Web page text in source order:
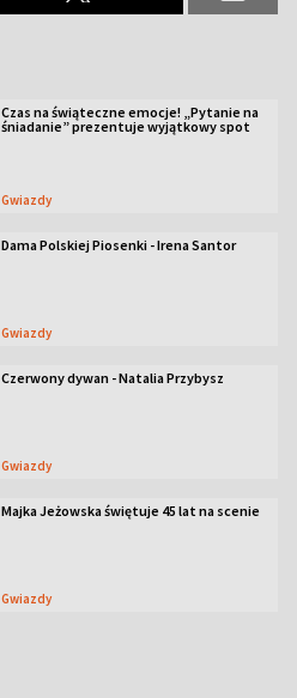
Czas na świąteczne emocje! „Pytanie na
śniadanie” prezentuje wyjątkowy spot
Gwiazdy
Dama Polskiej Piosenki - Irena Santor
Gwiazdy
Czerwony dywan - Natalia Przybysz
Gwiazdy
Majka Jeżowska świętuje 45 lat na scenie
Gwiazdy